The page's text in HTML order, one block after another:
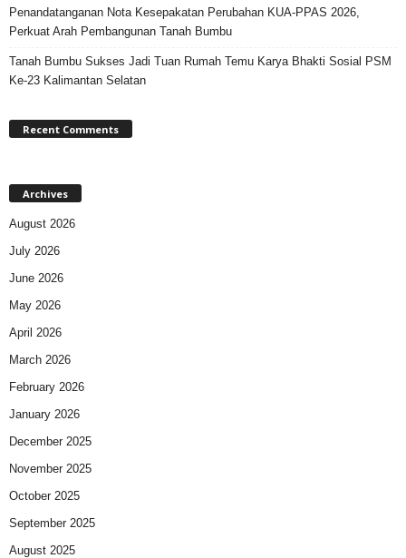
Penandatanganan Nota Kesepakatan Perubahan KUA-PPAS 2026,
Perkuat Arah Pembangunan Tanah Bumbu
Tanah Bumbu Sukses Jadi Tuan Rumah Temu Karya Bhakti Sosial PSM
Ke-23 Kalimantan Selatan
Recent Comments
Archives
August 2026
July 2026
June 2026
May 2026
April 2026
March 2026
February 2026
January 2026
December 2025
November 2025
October 2025
September 2025
August 2025